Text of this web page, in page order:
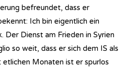
befreundet, dass er
Ich bin eigentlich ein
Der Dienst am Frieden in Syrien
so weit, dass er sich dem IS als
Monaten ist er spurlos